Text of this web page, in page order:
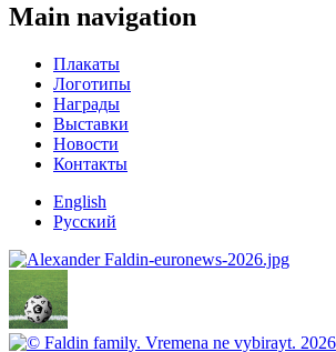
Main navigation
Плакаты
Логотипы
Награды
Выставки
Новости
Контакты
English
Русский